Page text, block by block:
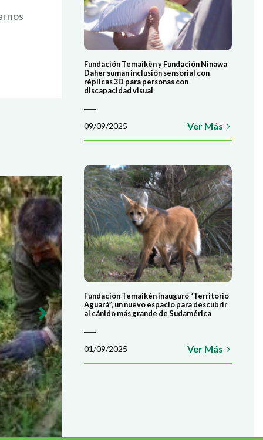
COLABORÁ
Fundación Temaikèn y Fundación Ninawa
Daher suman inclusión sensorial con
réplicas 3D para personas con
discapacidad visual
09/09/2025 Ver Más
Fundación Temaikèn inauguró “Territorio
Aguará”, un nuevo espacio para descubrir
al cánido más grande de Sudamérica
01/09/2025 Ver Más